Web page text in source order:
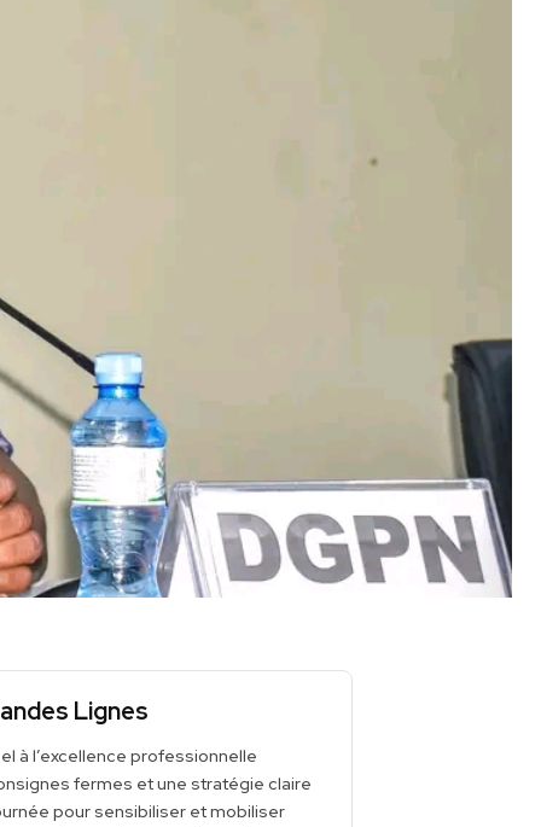
Lignes
à l’excellence professionnelle
fermes et une stratégie claire
pour sensibiliser et mobiliser